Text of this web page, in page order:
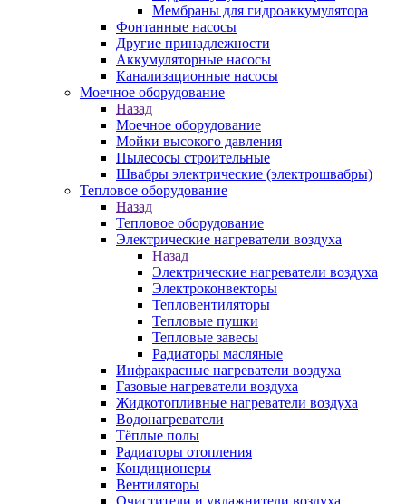
Мембраны для гидроаккумулятора
Фонтанные насосы
Другие принадлежности
Аккумуляторные насосы
Канализационные насосы
Моечное оборудование
Назад
Моечное оборудование
Мойки высокого давления
Пылесосы строительные
Швабры электрические (электрошвабры)
Тепловое оборудование
Назад
Тепловое оборудование
Электрические нагреватели воздуха
Назад
Электрические нагреватели воздуха
Электроконвекторы
Тепловентиляторы
Тепловые пушки
Тепловые завесы
Радиаторы масляные
Инфракрасные нагреватели воздуха
Газовые нагреватели воздуха
Жидкотопливные нагреватели воздуха
Водонагреватели
Тёплые полы
Радиаторы отопления
Кондиционеры
Вентиляторы
Очистители и увлажнители воздуха